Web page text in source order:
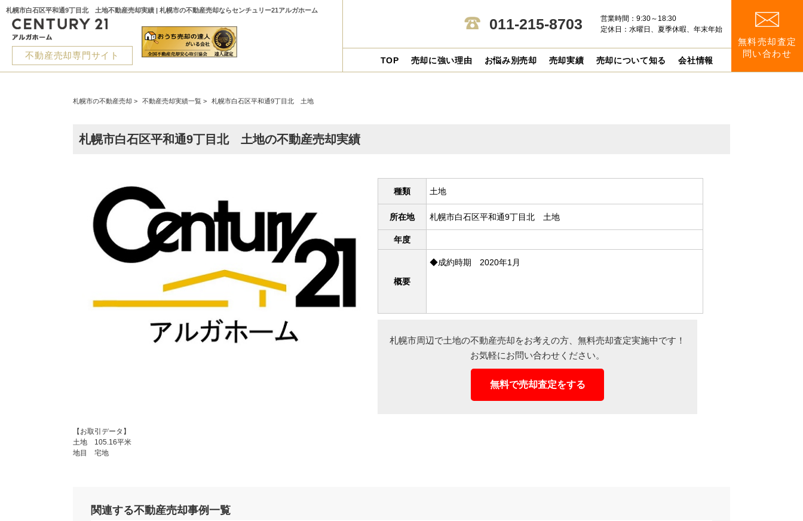
札幌市白石区平和通9丁目北 土地不動産売却実績 | 札幌市の不動産売却ならセンチュリー21アルガホーム
不動産売却専門サイト
011-215-8703
営業時間：9:30～18:30
定休日：水曜日、夏季休暇、年末年始
TOP 売却に強い理由 お悩み別売却 売却実績 売却について知る 会社情報
無料売却査定
問い合わせ
札幌市の不動産売却 > 不動産売却実績一覧 > 札幌市白石区平和通9丁目北 土地
札幌市白石区平和通9丁目北 土地の不動産売却実績
種類 土地
所在地 札幌市白石区平和通9丁目北 土地
年度
概要
◆成約時期 2020年1月
札幌市周辺で土地の不動産売却をお考えの方、 無料売却査定実施中です！
お気軽にお問い合わせください。
無料で売却査定をする
【お取引データ】
土地 105.16平米
地目 宅地
関連する不動産売却事例一覧